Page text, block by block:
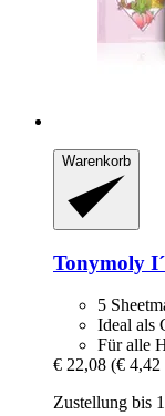
Warenkorb
Tonymoly
5
Ideal als
Für alle
€ 22,08 (€ 4,42
Zustellung bis